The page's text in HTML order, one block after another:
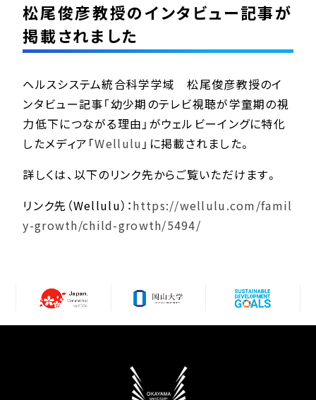
松尾俊彦教授のインタビュー記事が
掲載されました
ヘルスシステム統合科学学域 松尾俊彦教授のイ
ンタビュー記事「幼少期のテレビ視聴が学童期の視
力低下につながる理由」がウェルビーイングに特化
したメディア「Wellulu 」に掲載されました。
詳しくは、以下のリンク先からご覧いただけます。
リンク先（Wellulu）：https://wellulu.com/famil
y-growth/child-growth/5494/